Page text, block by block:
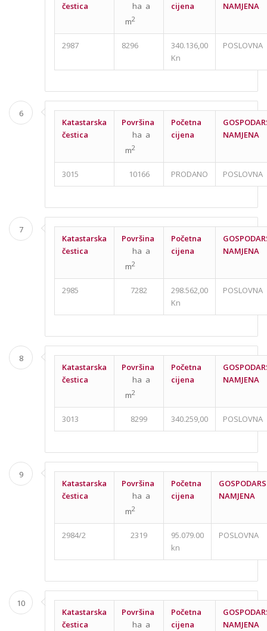
čestica
ha a
m2
cijena
NAMJENA
2987 8296
340.136,00
Kn
POSLOVNA
6
Katastarska
čestica
Površina
ha a
m2
Početna
cijena
NAMJENA
3015 10166 PRODANO POSLOVNA
7
Katastarska
čestica
Površina
ha a
m2
Početna
cijena
NAMJENA
2985 7282
298.562,00
Kn
POSLOVNA
8
Katastarska
čestica
Površina
ha a
m2
Početna
cijena
NAMJENA
3013 8299 340.259,00 POSLOVNA
9
Katastarska
čestica
Površina
ha a
m2
Početna
cijena
NAMJENA
2984/2 2319
95.079.00
kn
POSLOVNA
10
Katastarska
čestica
Površina
ha a
Početna
cijena
NAMJENA